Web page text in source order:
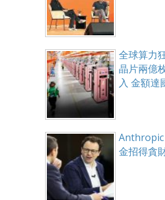
全球算力
晶片兩億
入 金額達
Anthropic
金招得貪